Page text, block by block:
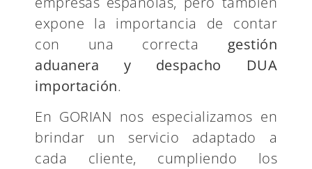
expone la importancia de contar
con una correcta gestión
aduanera y despacho DUA
importación.
En GORIAN nos especializamos en
brindar un servicio adaptado a
cada cliente, cumpliendo los